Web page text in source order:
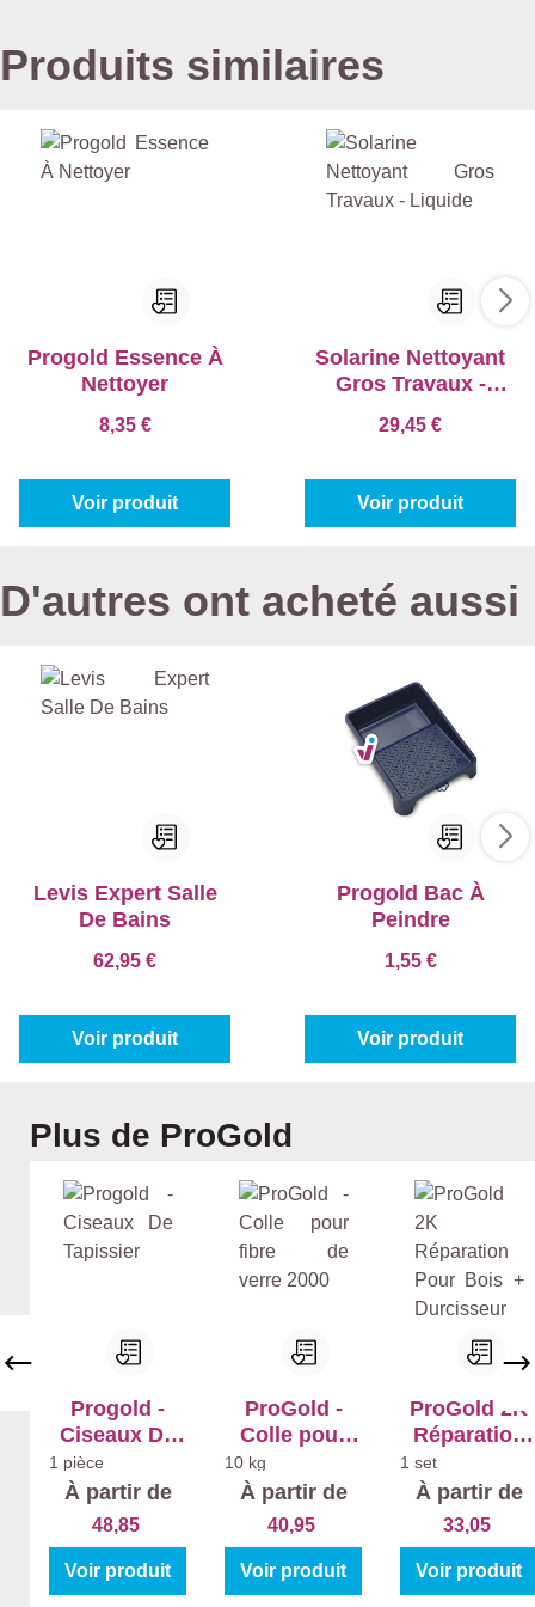
Produits similaires
Progold Essence À
Nettoyer
8,35 €
Voir produit
Solarine Nettoyant
Gros Travaux -
29,45 €
Voir produit
D'autres ont acheté aussi
Levis Expert Salle
De Bains
62,95 €
Voir produit
Progold Bac À
Peindre
1,55 €
Voir produit
Ignorer la galerie de produits
Plus de ProGold
Progold -
Ciseaux De
Tapissier
1 pièce
À partir de
48,85
Voir produit
ProGold -
Colle pour
fibre de verre
2000
10 kg
À partir de
40,95
Voir produit
ProGold 2K
Réparation
Pour Bois +
Durcisseur
1 set
À partir de
33,05
Voir produit